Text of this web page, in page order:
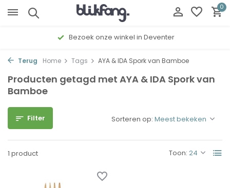
0
Bezoek onze winkel in Deventer
Terug Home Tags AYA & IDA Spork van Bamboe
Producten getagd met AYA & IDA Spork van
Bamboe
Filter
1 product Toon:
Sorteren op: